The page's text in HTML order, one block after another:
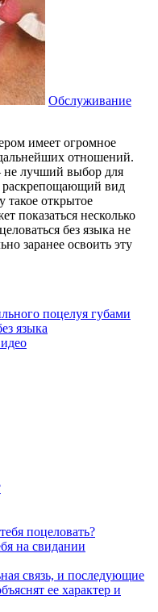
Обслуживание
имеет огромное
отношений.
лучший выбор для
раскрепощающий вид
такое открытое
показаться несколько
без языка не
заранее освоить эту
поцелуя губами
языка
поцеловать?
на свидании
связь, и последующие
ее характер и